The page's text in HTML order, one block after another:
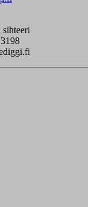
sihteeri